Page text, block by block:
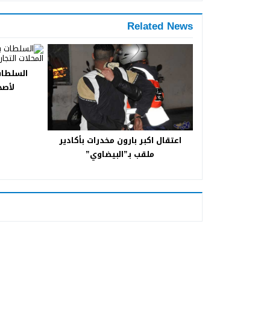
Related News
اعتقال اكبر بارون مخدرات بأكادير
ملقب بـ”البيضاوي”